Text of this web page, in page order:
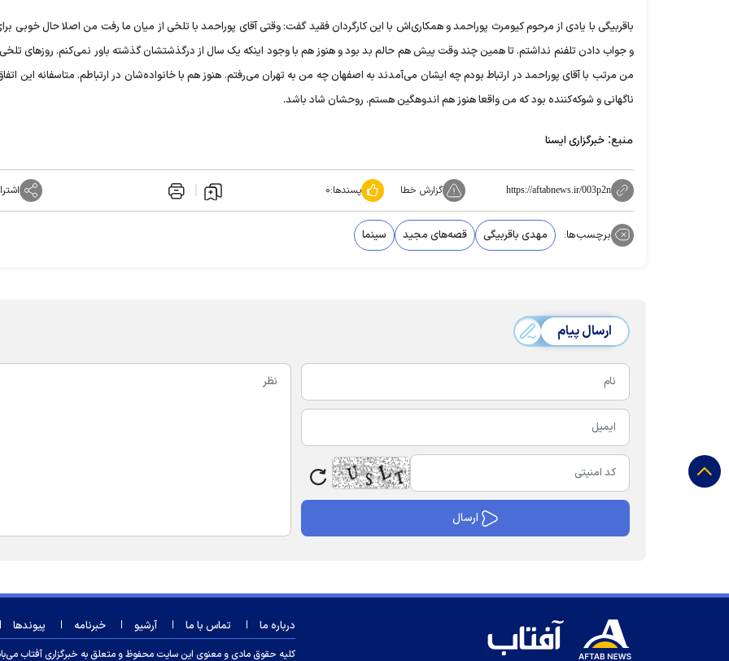
باقربیگی با یادی از مرحوم کیومرث پوراحمد و همکاری‌اش با این کارگردان فقید گفت: وقتی آقای پوراحمد با تلخی از میان ما رفت من اصلا حال خوبی
و جواب دادن تلفنم نداشتم. تا همین چند وقت پیش هم حالم بد بود و هنوز هم با وجود اینکه یک سال از درگذشتشان گذشته باور نمی‌کنم. روز‌های
من مرتب با آقای پوراحمد در ارتباط بودم چه ایشان می‌آمدند به اصفهان چه من به تهران می‌رفتم. هنوز هم با خانواده‌شان در ارتباطم. متاسفانه این
ناگهانی و شوکه‌کننده بود که من واقعا هنوز هم اندوهگین هستم. روحشان شاد باشد.
منبع: خبرگزاری ایسنا
https://aftabnews.ir/003p2n گزارش خطا پسندها:۰
برچسب‌ها: مهدی باقربیگی قصه‌های مجید سینما
ارسال پیام
درباره ما تماس با ما آرشیو خبرنامه پیوندها
کلیه حقوق مادی و معنوی این سایت محفوظ و متعلق به خبرگزاری آفتاب